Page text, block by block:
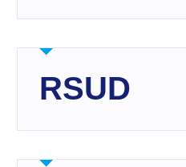
RSUD